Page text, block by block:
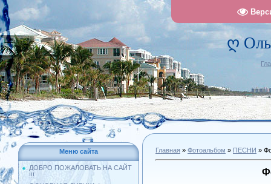
ღ
Меню сайта
ДОБРО ПОЖАЛОВАТЬ НА САЙТ
!!!
Главная » Фотоальбом » ПЕСНИ »